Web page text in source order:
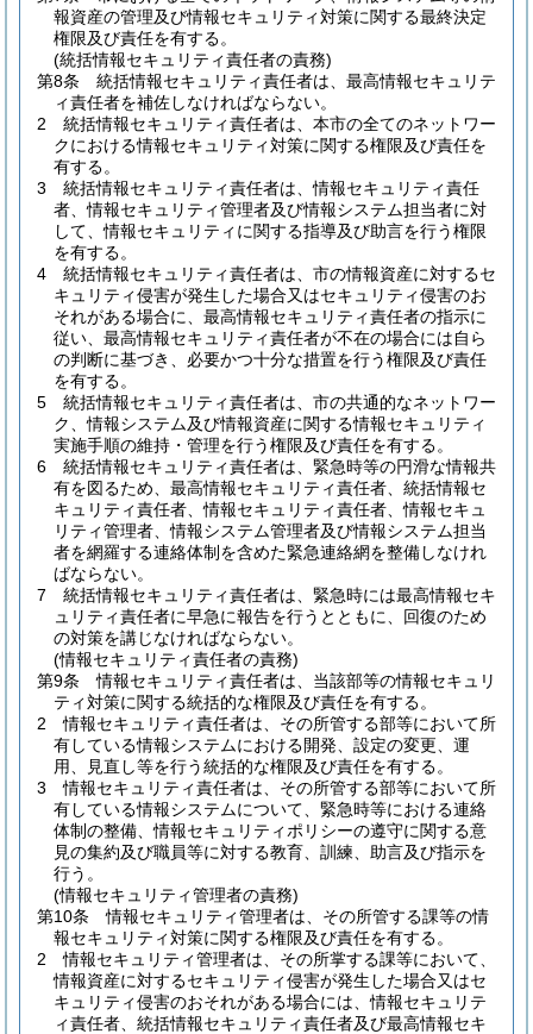
報資産の管理及び情報セキュリティ対策に関する最終決定
権限及び責任を有する。
(統括情報セキュリティ責任者の責務)
第8条
統括情報セキュリティ責任者は、最高情報セキュリテ
ィ責任者を補佐しなければならない。
2
統括情報セキュリティ責任者は、本市の全てのネットワー
クにおける情報セキュリティ対策に関する権限及び責任を
有する。
3
統括情報セキュリティ責任者は、情報セキュリティ責任
者、情報セキュリティ管理者及び情報システム担当者に対
して、情報セキュリティに関する指導及び助言を行う権限
を有する。
4
統括情報セキュリティ責任者は、市の情報資産に対するセ
キュリティ侵害が発生した場合又はセキュリティ侵害のお
それがある場合に、最高情報セキュリティ責任者の指示に
従い、最高情報セキュリティ責任者が不在の場合には自ら
の判断に基づき、必要かつ十分な措置を行う権限及び責任
を有する。
5
統括情報セキュリティ責任者は、市の共通的なネットワー
ク、情報システム及び情報資産に関する情報セキュリティ
実施手順の維持・管理を行う権限及び責任を有する。
6
統括情報セキュリティ責任者は、緊急時等の円滑な情報共
有を図るため、最高情報セキュリティ責任者、統括情報セ
キュリティ責任者、情報セキュリティ責任者、情報セキュ
リティ管理者、情報システム管理者及び情報システム担当
者を網羅する連絡体制を含めた緊急連絡網を整備しなけれ
ばならない。
7
統括情報セキュリティ責任者は、緊急時には最高情報セキ
ュリティ責任者に早急に報告を行うとともに、回復のため
の対策を講じなければならない。
(情報セキュリティ責任者の責務)
第9条
情報セキュリティ責任者は、当該部等の情報セキュリ
ティ対策に関する統括的な権限及び責任を有する。
2
情報セキュリティ責任者は、その所管する部等において所
有している情報システムにおける開発、設定の変更、運
用、見直し等を行う統括的な権限及び責任を有する。
3
情報セキュリティ責任者は、その所管する部等において所
有している情報システムについて、緊急時等における連絡
体制の整備、情報セキュリティポリシーの遵守に関する意
見の集約及び職員等に対する教育、訓練、助言及び指示を
行う。
(情報セキュリティ管理者の責務)
第10条
情報セキュリティ管理者は、その所管する課等の情
報セキュリティ対策に関する権限及び責任を有する。
2
情報セキュリティ管理者は、その所掌する課等において、
情報資産に対するセキュリティ侵害が発生した場合又はセ
キュリティ侵害のおそれがある場合には、情報セキュリテ
ィ責任者、統括情報セキュリティ責任者及び最高情報セキ